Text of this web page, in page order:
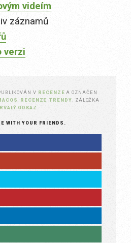
videím
záznamů
verzi
V RECENZE A OZNAČEN
RECENZE ,TRENDY . ZÁLOŽKA
ODKAZ
WITH YOUR FRIENDS.